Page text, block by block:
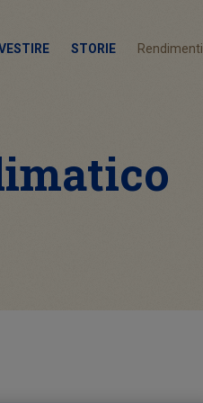
STORIE Rendimenti